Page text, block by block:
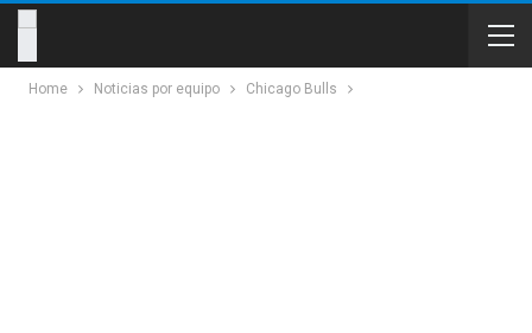
Home Noticias por equipo Chicago Bulls